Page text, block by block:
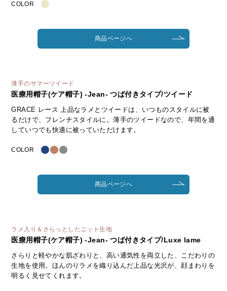
COLOR
商品ページへ
薄手のサマーツイード
医療用帽子(ケア帽子) -Jean- つば付きタイプ/ツイード
GRACE レース 上品なラメとツイードは、いつものスタイルに被
るだけで、フレンチスタイルに。薄手のツイードなので、年間を通
していつでも快適に被っていただけます。
COLOR
商品ページへ
ラメ入り＆さらっとしたニット生地
医療用帽子(ケア帽子) -Jean- つば付きタイプ/Luxe lame
さらりと軽やかな肌ざわりと、高い通気性を両立した、こだわりの
生地を使用。ほんのりラメを織り込んだ上品な光沢が、顔まわりを
明るく見せてくれます。